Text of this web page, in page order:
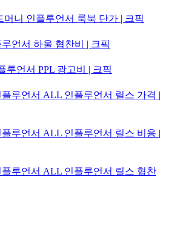
머니 인플루언서 룩북 단가 | 크픽
언서 하울 협찬비 | 크픽
루언서 PPL 광고비 | 크픽
루언서 ALL 인플루언서 릴스 가격 |
루언서 ALL 인플루언서 릴스 비용 |
루언서 ALL 인플루언서 릴스 협찬